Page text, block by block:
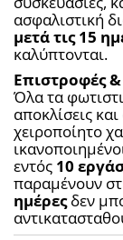
μετά τις 15
καλύπτονται.
Επιστροφές
Όλα τα
αποκλίσεις
χειροποίητο
εντός 10
παραμένουν
ημέρες δεν